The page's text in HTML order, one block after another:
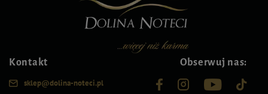
Kontakt
sklep@dolina-noteci.pl
Obserwuj nas: